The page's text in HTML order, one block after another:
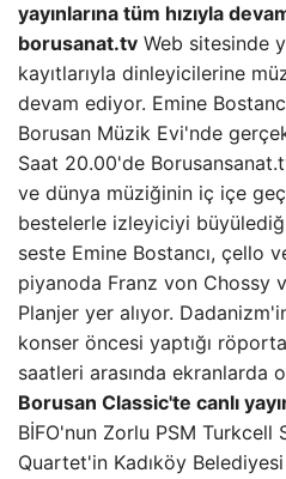
yayınlarına tüm hızıyla
borusanat.tv Web sitesinde
kayıtlarıyla dinleyicilerine
devam ediyor. Emine
Borusan Müzik Evi'nde
Saat 20.00'de
ve dünya müziğinin iç içe
bestelerle izleyiciyi
seste Emine Bostancı, çello
piyanoda Franz von Chossy
Planjer yer alıyor.
konser öncesi yaptığı
saatleri arasında ekranlarda
Borusan Classic'te canlı
BİFO'nun Zorlu PSM Turkcell
Quartet'in Kadıköy